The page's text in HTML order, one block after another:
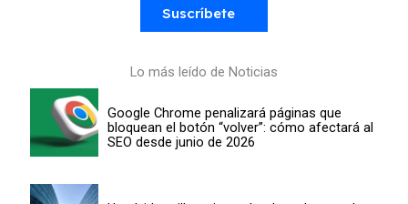
Suscríbete
Lo más leído de Noticias
Google Chrome penalizará páginas que
bloquean el botón “volver”: cómo afectará al
SEO desde junio de 2026